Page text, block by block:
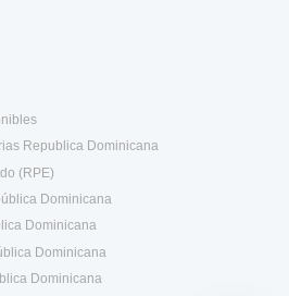
Republica Dominicana
(RPE)
Dominicana
Dominicana
Dominicana
Dominicana